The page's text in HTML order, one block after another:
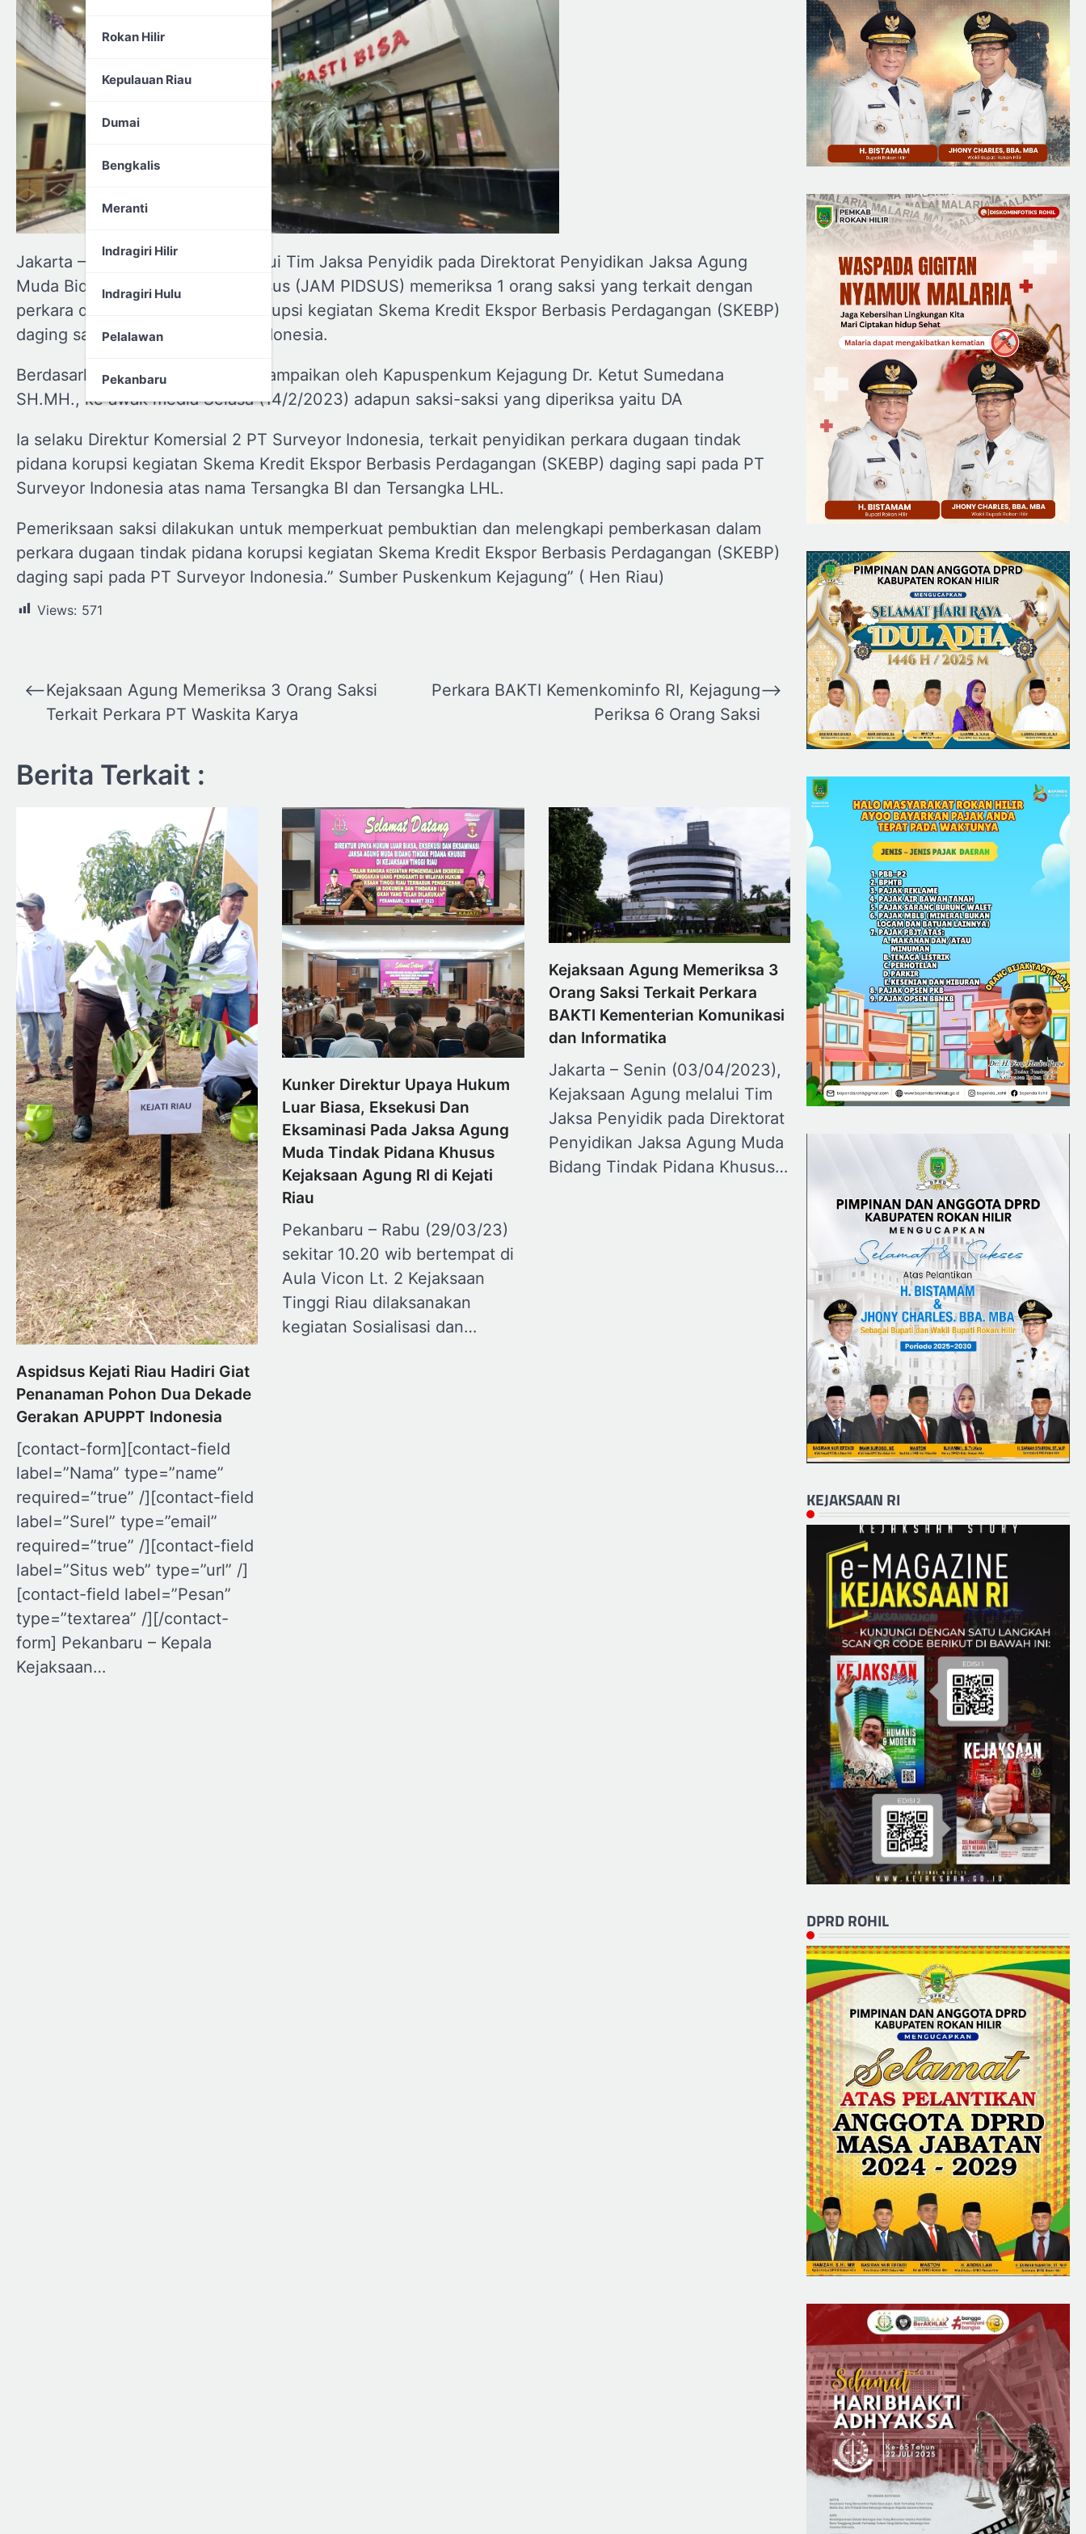
Rokan Hilir
Kepulauan Riau
Dumai
Bengkalis
Meranti
Indragiri Hilir
Indragiri Hulu
Pelalawan
Pekanbaru
Jakarta – Kejaksaan Agung melalui Tim Jaksa Penyidik pada Direktorat Penyidikan Jaksa Agung
Muda Bidang Tindak Pidana Khusus (JAM PIDSUS) memeriksa 1 orang saksi yang terkait dengan
perkara dugaan tindak pidana korupsi kegiatan Skema Kredit Ekspor Berbasis Perdagangan (SKEBP)
daging sapi pada PT Surveyor Indonesia.
Berdasarkan siaran pers yang disampaikan oleh Kapuspenkum Kejagung Dr. Ketut Sumedana
SH.MH., ke awak media Selasa (14/2/2023) adapun saksi-saksi yang diperiksa yaitu DA
Ia selaku Direktur Komersial 2 PT Surveyor Indonesia, terkait penyidikan perkara dugaan tindak
pidana korupsi kegiatan Skema Kredit Ekspor Berbasis Perdagangan (SKEBP) daging sapi pada PT
Surveyor Indonesia atas nama Tersangka BI dan Tersangka LHL.
Pemeriksaan saksi dilakukan untuk memperkuat pembuktian dan melengkapi pemberkasan dalam
perkara dugaan tindak pidana korupsi kegiatan Skema Kredit Ekspor Berbasis Perdagangan (SKEBP)
daging sapi pada PT Surveyor Indonesia.” Sumber Puskenkum Kejagung” ( Hen Riau)
Views: 571
Navigasi
pos
⟵Kejaksaan Agung Memeriksa 3 Orang Saksi
Terkait Perkara PT Waskita Karya
Perkara BAKTI Kemenkominfo RI, Kejagung
Periksa 6 Orang Saksi
⟶
Berita Terkait :
Aspidsus Kejati Riau Hadiri Giat
Penanaman Pohon Dua Dekade
Gerakan APUPPT Indonesia
[contact-form][contact-field
label=”Nama” type=”name”
required=”true” /][contact-field
label=”Surel” type=”email”
required=”true” /][contact-field
label=”Situs web” type=”url” /]
[contact-field label=”Pesan”
type=”textarea” /][/contact-
form] Pekanbaru – Kepala
Kejaksaan…
Kunker Direktur Upaya Hukum
Luar Biasa, Eksekusi Dan
Eksaminasi Pada Jaksa Agung
Muda Tindak Pidana Khusus
Kejaksaan Agung RI di Kejati
Riau
Pekanbaru – Rabu (29/03/23)
sekitar 10.20 wib bertempat di
Aula Vicon Lt. 2 Kejaksaan
Tinggi Riau dilaksanakan
kegiatan Sosialisasi dan…
Kejaksaan Agung Memeriksa 3
Orang Saksi Terkait Perkara
BAKTI Kementerian Komunikasi
dan Informatika
Jakarta – Senin (03/04/2023),
Kejaksaan Agung melalui Tim
Jaksa Penyidik pada Direktorat
Penyidikan Jaksa Agung Muda
Bidang Tindak Pidana Khusus…
KEJAKSAAN RI
DPRD ROHIL